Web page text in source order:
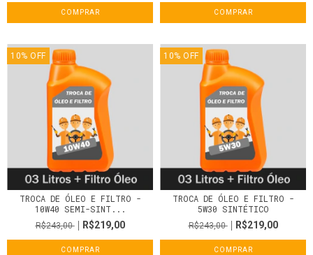
COMPRAR COMPRAR
10% OFF
TROCA DE ÓLEO E FILTRO -
10W40 SEMI-SINT...
R$243,00 R$219,00
COMPRAR
10% OFF
TROCA DE ÓLEO E FILTRO -
5W30 SINTÉTICO
R$243,00 R$219,00
COMPRAR